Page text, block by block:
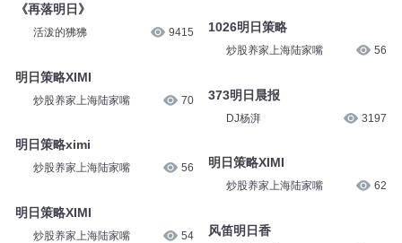
《再落明日》
活泼的狒狒 9415
明日策略XIMI
炒股养家上海陆家嘴 70
明日策略ximi
炒股养家上海陆家嘴 56
明日策略XIMI
炒股养家上海陆家嘴 54
1026明日策略
炒股养家上海陆家嘴 56
373明日晨报
DJ杨湃 3197
明日策略XIMI
炒股养家上海陆家嘴 62
风笛明日香